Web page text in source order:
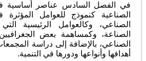
في الفصل السادس عناصر أساسية
الصناعية كنموذج للعوامل
الصناعي، وكالعوامل الرئيسية
الصناعة، وكمساهمة بعض
الصناعي، بالإضافة إلى دراسة
أهدافها وأنواعها ودورها في التنمية.